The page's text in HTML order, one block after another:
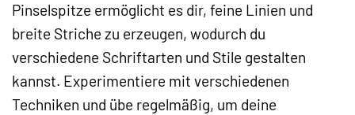
Pinselspitze ermöglicht es dir, feine Linien und
breite Striche zu erzeugen, wodurch du
verschiedene Schriftarten und Stile gestalten
kannst. Experimentiere mit verschiedenen
Techniken und übe regelmäßig, um deine